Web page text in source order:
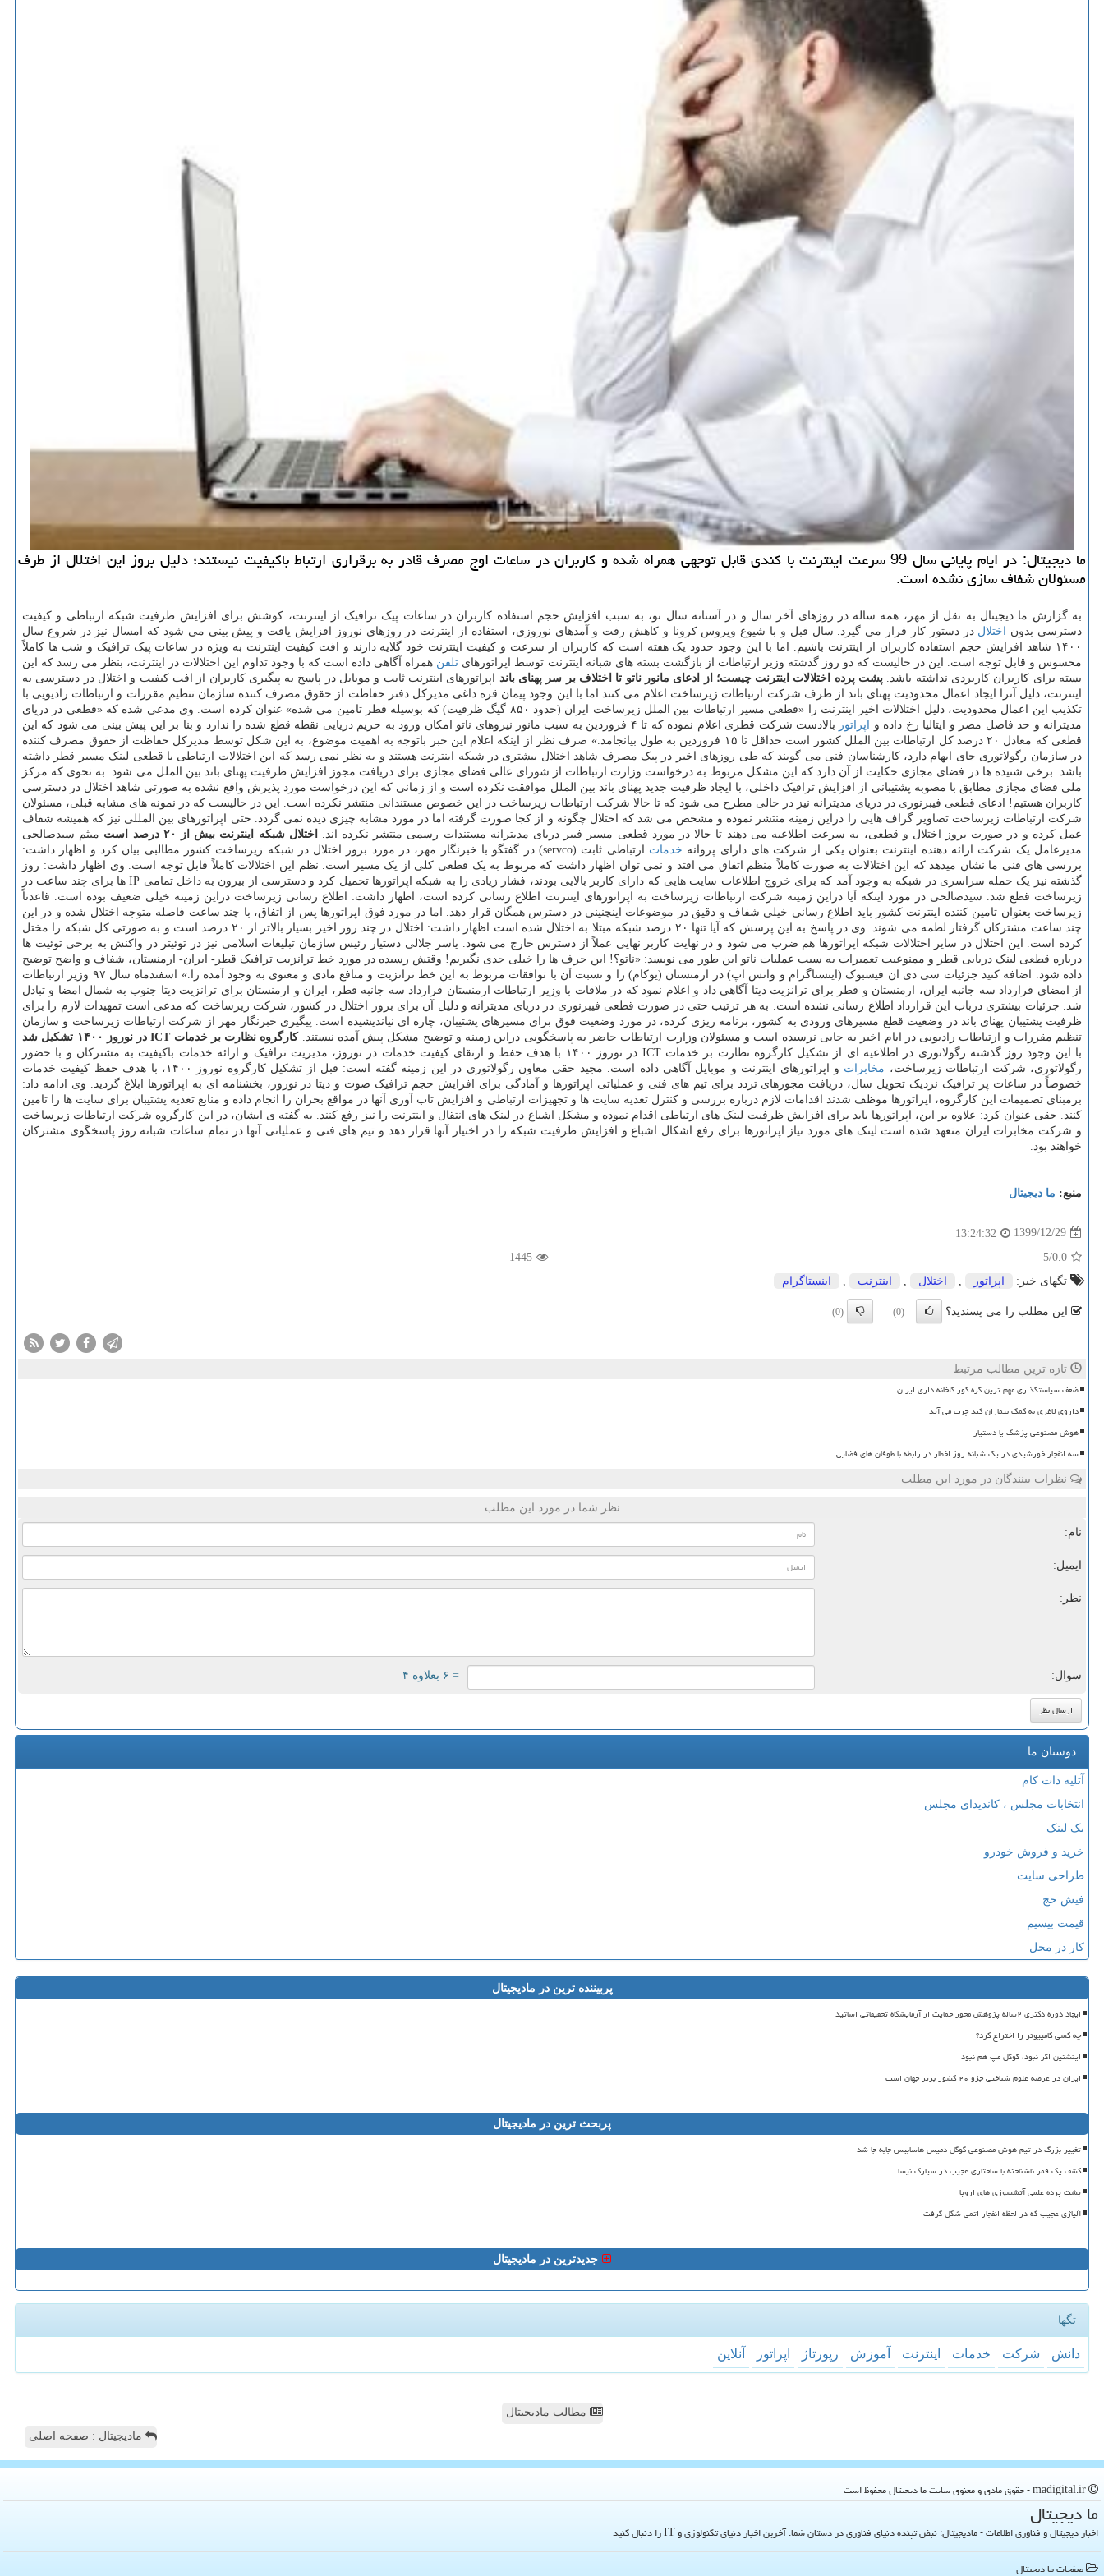
ما دیجیتال: در ایام پایانی سال 99 سرعت اینترنت با کندی قابل توجهی همراه شده و کاربران در ساعات اوج مصرف قادر به برقراری ارتباط باکیفیت نیستند؛ دلیل بروز این اختلال از طرف
مسئولان شفاف سازی نشده است.
به گزارش ما دیجیتال به نقل از مهر، همه ساله در روزهای آخر سال و در آستانه سال نو، به سبب افزایش حجم استفاده کاربران در ساعات پیک ترافیک از اینترنت، کوشش برای افزایش ظرفیت شبکه ارتباطی و کیفیت
دسترسی بدون اختلال در دستور کار قرار می گیرد. سال قبل و با شیوع ویروس کرونا و کاهش رفت و آمدهای نوروزی، استفاده از اینترنت در روزهای نوروز افزایش یافت و پیش بینی می شود که امسال نیز در شروع سال
۱۴۰۰ شاهد افزایش حجم استفاده کاربران از اینترنت باشیم. اما با این وجود حدود یک هفته است که کاربران از سرعت و کیفیت اینترنت خود گلایه دارند و افت کیفیت اینترنت به ویژه در ساعات پیک ترافیک و شب ها کاملاً
محسوس و قابل توجه است. این در حالیست که دو روز گذشته وزیر ارتباطات از بازگشت بسته های شبانه اینترنت توسط اپراتورهای تلفن همراه آگاهی داده است که با وجود تداوم این اختلالات در اینترنت، بنظر می رسد که این
بسته برای کاربران کاربردی نداشته باشد. پشت پرده اختلالات اینترنت چیست؛ از ادعای مانور ناتو تا اختلاف بر سر پهنای باند اپراتورهای اینترنت ثابت و موبایل در پاسخ به پیگیری کاربران از افت کیفیت و اختلال در دسترسی به
اینترنت، دلیل آنرا ایجاد اعمال محدودیت پهنای باند از طرف شرکت ارتباطات زیرساخت اعلام می کنند اما با این وجود پیمان قره داغی مدیرکل دفتر حفاظت از حقوق مصرف کننده سازمان تنظیم مقررات و ارتباطات رادیویی با
تکذیب این اعمال محدودیت، دلیل اختلالات اخیر اینترنت را «قطعی مسیر ارتباطات بین الملل زیرساخت ایران (حدود ۸۵۰ گیگ ظرفیت) که بوسیله قطر تامین می شده» عنوان کرده است. وی مدعی شده که «قطعی در دریای
مدیترانه و حد فاصل مصر و ایتالیا رخ داده و اپراتور
بالادست شرکت قطری اعلام نموده که تا ۴ فروردین به سبب مانور نیروهای ناتو امکان ورود به حریم دریایی نقطه قطع شده را ندارد و بنا بر این پیش بینی می شود که این
قطعی که معادل ۲۰ درصد کل ارتباطات بین الملل کشور است حداقل تا ۱۵ فروردین به طول بیانجامد.» صرف نظر از اینکه اعلام این خبر باتوجه به اهمیت موضوع، به این شکل توسط مدیرکل حفاظت از حقوق مصرف کننده
در سازمان رگولاتوری جای ابهام دارد، کارشناسان فنی می گویند که طی روزهای اخیر در پیک مصرف شاهد اختلال بیشتری در شبکه اینترنت هستند و به نظر نمی رسد که این اختلالات ارتباطی با قطعی لینک مسیر قطر داشته
باشد. برخی شنیده ها در فضای مجازی حکایت از آن دارد که این مشکل مربوط به درخواست وزارت ارتباطات از شورای عالی فضای مجازی برای دریافت مجوز افزایش ظرفیت پهنای باند بین الملل می شود. به نحوی که مرکز
ملی فضای مجازی مطابق با مصوبه پشتیبانی از افزایش ترافیک داخلی، با ایجاد ظرفیت جدید پهنای باند بین الملل موافقت نکرده است و از زمانی که این درخواست مورد پذیرش واقع نشده به صورتی شاهد اختلال در دسترسی
کاربران هستیم! ادعای قطعی فیبرنوری در دریای مدیترانه نیز در حالی مطرح می شود که تا حالا شرکت ارتباطات زیرساخت در این خصوص مستندانی منتشر نکرده است. این در حالیست که در نمونه های مشابه قبلی، مسئولان
شرکت ارتباطات زیرساخت تصاویر گراف هایی را دراین زمینه منتشر نموده و مشخص می شد که اختلال چگونه و از کجا صورت گرفته اما در مورد مشابه چیزی دیده نمی گردد. حتی اپراتورهای بین المللی نیز که همیشه شفاف
عمل کرده و در صورت بروز اختلال و قطعی، به سرعت اطلاعیه می دهند تا حالا در مورد قطعی مسیر فیبر دریای مدیترانه مستندات رسمی منتشر نکرده اند.
اختلال شبکه اینترنت بیش از ۲۰ درصد است
میثم سیدصالحی
مدیرعامل یک شرکت ارائه دهنده اینترنت بعنوان یکی از شرکت های دارای پروانه خدمات
ارتباطی ثابت (servco) در گفتگو با خبرنگار مهر، در مورد بروز اختلال در شبکه زیرساخت کشور مطالبی بیان کرد و اظهار داشت:
بررسی های فنی ما نشان میدهد که این اختلالات به صورت کاملاً منظم اتفاق می افتد و نمی توان اظهار داشت که مربوط به یک قطعی کلی از یک مسیر است. نظم این اختلالات کاملاً قابل توجه است. وی اظهار داشت: روز
گذشته نیز یک حمله سراسری در شبکه به وجود آمد که برای خروج اطلاعات سایت هایی که دارای کاربر بالایی بودند، فشار زیادی را به شبکه اپراتورها تحمیل کرد و دسترسی از بیرون به داخل تمامی IP ها برای چند ساعت در
زیرساخت قطع شد. سیدصالحی در مورد اینکه آیا دراین زمینه شرکت ارتباطات زیرساخت به اپراتورهای اینترنت اطلاع رسانی کرده است، اظهار داشت: اطلاع رسانی زیرساخت دراین زمینه خیلی ضعیف بوده است. قاعدتاً
زیرساخت بعنوان تامین کننده اینترنت کشور باید اطلاع رسانی خیلی شفاف و دقیق در موضوعات اینچنینی در دسترس همگان قرار دهد. اما در مورد فوق اپراتورها پس از اتفاق، با چند ساعت فاصله متوجه اختلال شده و در این
چند ساعت مشترکان گرفتار لطمه می شوند. وی در پاسخ به این پرسش که آیا تنها ۲۰ درصد شبکه مبتلا به اختلال شده است اظهار داشت: اختلال در چند روز اخیر بسیار بالاتر از ۲۰ درصد است و به صورتی کل شبکه را مختل
کرده است. این اختلال در سایر اختلالات شبکه اپراتورها هم ضرب می شود و در نهایت کاربر نهایی عملاً از دسترس خارج می شود. یاسر جلالی دستیار رئیس سازمان تبلیغات اسلامی نیز در توئیتر در واکنش به برخی توئیت ها
درباره قطعی لینک دریایی قطر و ممنوعیت تعمیرات به سبب عملیات ناتو این طور می نویسد: «ناتو؟! این حرف ها را خیلی جدی نگیریم! وقتش رسیده در مورد خط ترانزیت ترافیک قطر- ایران- ارمنستان، شفاف و واضح توضیح
داده شود. اضافه کنید جزئیات سی دی ان فیسبوک (اینستاگرام و واتس اپ) در ارمنستان (یوکام) را و نسبت آن با توافقات مربوط به این خط ترانزیت و منافع مادی و معنوی به وجود آمده را.» اسفندماه سال ۹۷ وزیر ارتباطات
از امضای قرارداد سه جانبه ایران، ارمنستان و قطر برای ترانزیت دیتا آگاهی داد و اعلام نمود که در ملاقات با وزیر ارتباطات ارمنستان قرارداد سه جانبه قطر، ایران و ارمنستان برای ترانزیت دیتا جنوب به شمال امضا و تبادل
شد. جزئیات بیشتری درباب این قرارداد اطلاع رسانی نشده است. به هر ترتیب حتی در صورت قطعی فیبرنوری در دریای مدیترانه و دلیل آن برای بروز اختلال در کشور، شرکت زیرساخت که مدعی است تمهیدات لازم را برای
ظرفیت پشتیبان پهنای باند در وضعیت قطع مسیرهای ورودی به کشور، برنامه ریزی کرده، در مورد وضعیت فوق برای مسیرهای پشتیبان، چاره ای نیاندیشیده است. پیگیری خبرنگار مهر از شرکت ارتباطات زیرساخت و سازمان
تنظیم مقررات و ارتباطات رادیویی در ایام اخیر به جایی نرسیده است و مسئولان وزارت ارتباطات حاضر به پاسخگویی دراین زمینه و توضیح مشکل پیش آمده نیستند.کارگروه نظارت بر خدمات ICT در نوروز ۱۴۰۰ تشکیل شد
با این وجود روز گذشته رگولاتوری در اطلاعیه ای از تشکیل کارگروه نظارت بر خدمات ICT در نوروز ۱۴۰۰ با هدف حفظ و ارتقای کیفیت خدمات در نوروز، مدیریت ترافیک و ارائه خدمات باکیفیت به مشترکان و با حضور
رگولاتوری، شرکت ارتباطات زیرساخت، مخابرات
و اپراتورهای اینترنت و موبایل آگاهی داده است. مجید حقی معاون رگولاتوری در این زمینه گفته است: قبل از تشکیل کارگروه نوروز ۱۴۰۰، با هدف حفظ کیفیت خدمات
خصوصاً در ساعات پر ترافیک نزدیک تحویل سال، دریافت مجوزهای تردد برای تیم های فنی و عملیاتی اپراتورها و آمادگی برای افزایش حجم ترافیک صوت و دیتا در نوروز، بخشنامه ای به اپراتورها ابلاغ گردید. وی ادامه داد:
برمبنای تصمیمات این کارگروه، اپراتورها موظف شدند اقدامات لازم درباره بررسی و کنترل تغذیه سایت ها و تجهیزات ارتباطی و افزایش تاب آوری آنها در مواقع بحران را انجام داده و منابع تغذیه پشتیبان برای سایت ها را تامین
کنند. حقی عنوان کرد: علاوه بر این، اپراتورها باید برای افزایش ظرفیت لینک های ارتباطی اقدام نموده و مشکل اشباع در لینک های انتقال و اینترنت را نیز رفع کنند. به گفته ی ایشان، در این کارگروه شرکت ارتباطات زیرساخت
و شرکت مخابرات ایران متعهد شده است لینک های مورد نیاز اپراتورها برای رفع اشکال اشباع و افزایش ظرفیت شبکه را در اختیار آنها قرار دهد و تیم های فنی و عملیاتی آنها در تمام ساعات شبانه روز پاسخگوی مشترکان
خواهند بود.
منبع: ما دیجیتال
1399/12/29
13:24:32
0.0
/5
1445
تگهای خبر:
اپراتور , اختلال , اینترنت , اینستاگرام
این مطلب را می پسندید؟ (0)
(0)
تازه ترین مطالب مرتبط
ضعف سیاستگذاری مهم ترین گره کور گلخانه داری ایران
داروی لاغری به کمک بیماران کبد چرب می آید
هوش مصنوعی پزشک یا دستیار
سه انفجار خورشیدی در یک شبانه روز اخطار در رابطه با طوفان های فضایی
نظرات بینندگان در مورد این مطلب
نظر شما در مورد این مطلب
نام:
ایمیل:
نظر:
سوال: = ۶ بعلاوه ۴
دوستان ما
آتلیه دات کام
انتخابات مجلس ، کاندیدای مجلس
بک لینک
خرید و فروش خودرو
طراحی سایت
فیش حج
قیمت بیسیم
کار در محل
پربیننده ترین در مادیجیتال
ایجاد دوره دکتری ۲ساله پژوهش محور حمایت از آزمایشگاه تحقیقاتی اساتید
چه کسی کامپیوتر را اختراع کرد؟
اینشتین اگر نبود، گوگل مپ هم نبود
ایران در عرصه علوم شناختی جزو ۲۰ کشور برتر جهان است
پربحث ترین در مادیجیتال
تغییر بزرگ در تیم هوش مصنوعی گوگل دمیس هاسابیس جابه جا شد
کشف یک قمر ناشناخته با ساختاری عجیب در سیارک نیسا
پشت پرده علمی آتشسوزی های اروپا
آلیاژی عجیب که در لحظه انفجار اتمی شکل گرفت
جدیدترین در مادیجیتال
تگها
دانش شركت خدمات اینترنت آموزش رپورتاژ اپراتور آنلاین
مطالب مادیجیتال
مادیجیتال : صفحه اصلی
ما دیجیتال
اخبار دیجیتال و فناوری اطلاعات - مادیجیتال: نبض تپنده دنیای فناوری در دستان شما. آخرین اخبار دنیای تکنولوژی و IT را دنبال کنید
صفحات ما دیجیتال